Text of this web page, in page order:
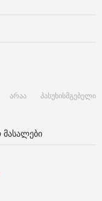
პასუხისმგებელი